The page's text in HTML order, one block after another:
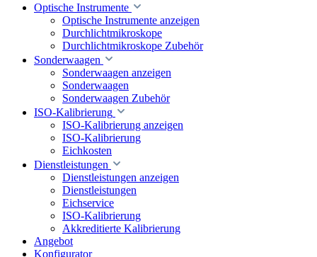
Optische Instrumente
Optische Instrumente anzeigen
Durchlichtmikroskope
Durchlichtmikroskope Zubehör
Sonderwaagen
Sonderwaagen anzeigen
Sonderwaagen
Sonderwaagen Zubehör
ISO-Kalibrierung
ISO-Kalibrierung anzeigen
ISO-Kalibrierung
Eichkosten
Dienstleistungen
Dienstleistungen anzeigen
Dienstleistungen
Eichservice
ISO-Kalibrierung
Akkreditierte Kalibrierung
Angebot
Konfigurator